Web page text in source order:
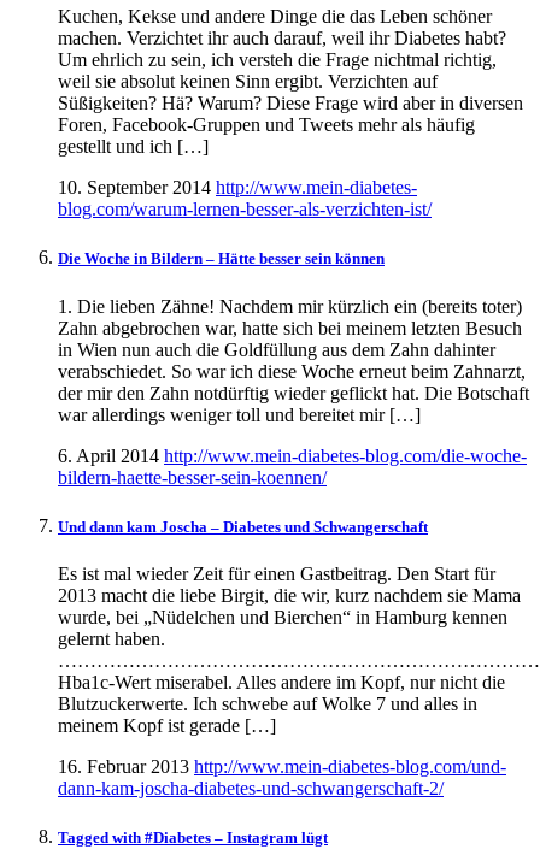
Kuchen, Kekse und andere Dinge die das Leben schöner
machen. Verzichtet ihr auch darauf, weil ihr Diabetes habt?
Um ehrlich zu sein, ich versteh die Frage nichtmal richtig,
weil sie absolut keinen Sinn ergibt. Verzichten auf
Süßigkeiten? Hä? Warum? Diese Frage wird aber in diversen
Foren, Facebook-Gruppen und Tweets mehr als häufig
gestellt und ich […]
10. September 2014 http://www.mein-diabetes-
blog.com/warum-lernen-besser-als-verzichten-ist/
Die Woche in Bildern – Hätte besser sein können
1. Die lieben Zähne! Nachdem mir kürzlich ein (bereits toter)
Zahn abgebrochen war, hatte sich bei meinem letzten Besuch
in Wien nun auch die Goldfüllung aus dem Zahn dahinter
verabschiedet. So war ich diese Woche erneut beim Zahnarzt,
der mir den Zahn notdürftig wieder geflickt hat. Die Botschaft
war allerdings weniger toll und bereitet mir […]
6. April 2014 http://www.mein-diabetes-blog.com/die-woche-
bildern-haette-besser-sein-koennen/
Und dann kam Joscha – Diabetes und Schwangerschaft
Es ist mal wieder Zeit für einen Gastbeitrag. Den Start für
2013 macht die liebe Birgit, die wir, kurz nachdem sie Mama
wurde, bei „Nüdelchen und Bierchen“ in Hamburg kennen
gelernt haben.
Hba1c-Wert miserabel. Alles andere im Kopf, nur nicht die
Blutzuckerwerte. Ich schwebe auf Wolke 7 und alles in
meinem Kopf ist gerade […]
16. Februar 2013 http://www.mein-diabetes-blog.com/und-
dann-kam-joscha-diabetes-und-schwangerschaft-2/
Tagged with #Diabetes – Instagram lügt